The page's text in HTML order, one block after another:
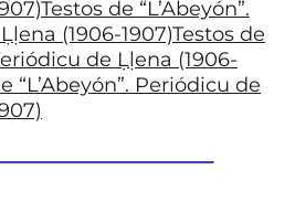
de “L’Abeyón”.
(1906-1907)Testos de
de Ḷḷena (1906-
“L’Abeyón”. Periódicu de